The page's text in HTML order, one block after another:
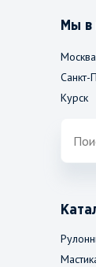
Мы в
Москва
Санкт-
Курск